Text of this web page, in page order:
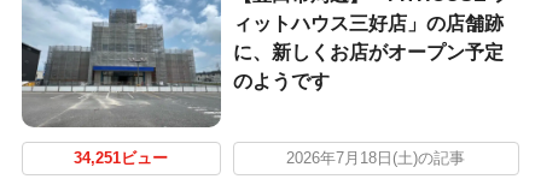
ィットハウス三好店」の店舗跡
に、新しくお店がオープン予定
のようです
34,251ビュー 2026年7月18日(土)の記事